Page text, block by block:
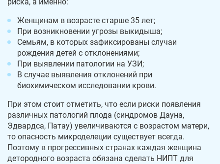
Женщинам в возрасте старше 35 лет;
При возникновении угрозы выкидыша;
Семьям, в которых зафиксированы случаи
рождения детей с отклонениями;
При выявлении патологии на УЗИ;
В случае выявления отклонений при
биохимическом исследовании крови.
При этом стоит отметить, что если риски появления
различных патологий плода (синдромов Дауна,
Эдвардса, Патау) увеличиваются с возрастом матери,
то опасность микроделеции существует всегда.
Поэтому в прогрессивных странах каждая женщина
детородного возраста обязана сделать НИПТ для